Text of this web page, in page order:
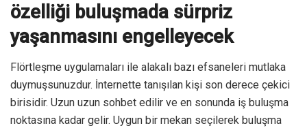
özelliği buluşmada sürpriz
yaşanmasını engelleyecek
Flörtleşme uygulamaları ile alakalı bazı efsaneleri mutlaka
duymuşsunuzdur. İnternette tanışılan kişi son derece çekici
birisidir. Uzun uzun sohbet edilir ve en sonunda iş buluşma
noktasına kadar gelir. Uygun bir mekan seçilerek buluşma